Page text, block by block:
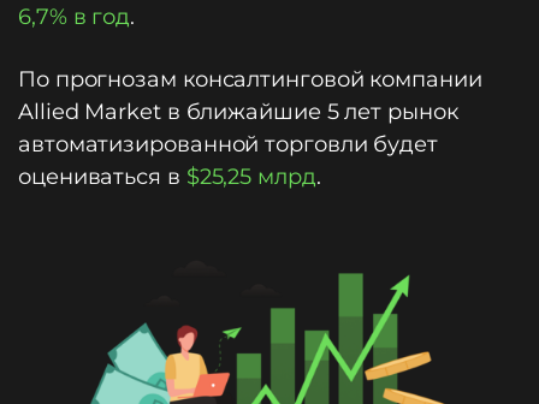
6,7% в год.
По прогнозам консалтинговой компании
Allied Market в ближайшие 5 лет рынок
автоматизированной торговли будет
оцениваться в $25,25 млрд.